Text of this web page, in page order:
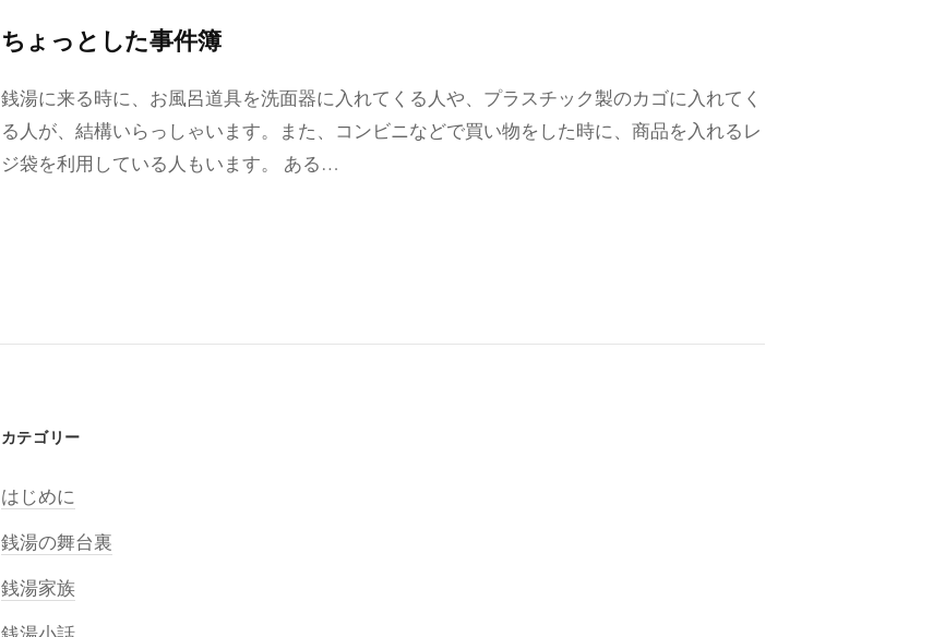
ちょっとした事件簿
銭湯に来る時に、お風呂道具を洗面器に入れてくる人や、プラスチック製のカゴに入れてく
る人が、結構いらっしゃいます。また、コンビニなどで買い物をした時に、商品を入れるレ
ジ袋を利用している人もいます。 ある…
カテゴリー
はじめに
銭湯の舞台裏
銭湯家族